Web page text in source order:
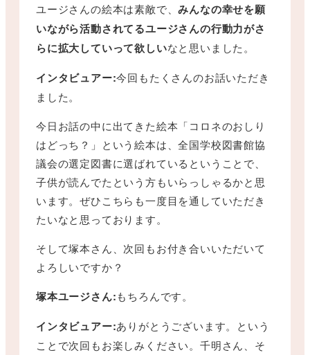
ユージさんの絵本は素敵で、みんなの幸せを願
いながら活動されてるユージさんの行動力がさ
らに拡大していって欲しいなと思いました。
インタビュアー:今回もたくさんのお話いただき
ました。
今日お話の中に出てきた絵本「コロネのおしり
はどっち？」という絵本は、全国学校図書館協
議会の選定図書に選ばれているということで、
子供が読んでたという方もいらっしゃるかと思
います。ぜひこちらも一度目を通していただき
たいなと思っております。
そして塚本さん、次回もお付き合いいただいて
よろしいですか？
塚本ユージさん:もちろんです。
インタビュアー:ありがとうございます。という
ことで次回もお楽しみください。千明さん、そ